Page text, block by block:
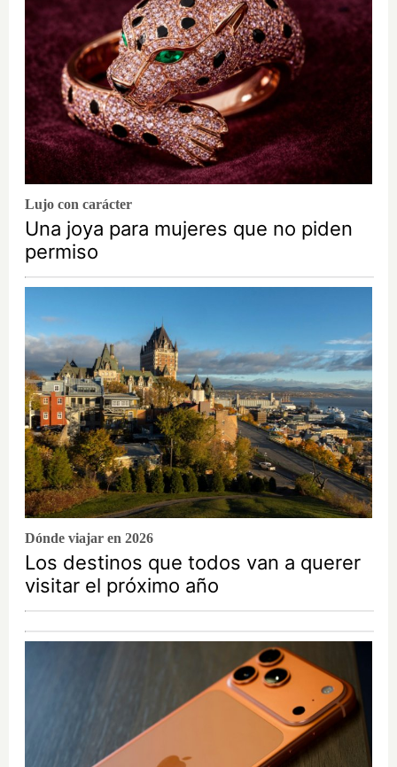
Lujo con carácter
Una joya para mujeres que no piden
permiso
Dónde viajar en 2026
Los destinos que todos van a querer
visitar el próximo año